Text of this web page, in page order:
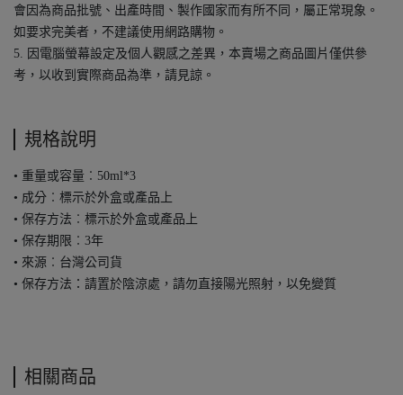
會因為商品批號、出產時間、製作國家而有所不同，屬正常現象。
如要求完美者，不建議使用網路購物。
5. 因電腦螢幕設定及個人觀感之差異，本賣場之商品圖片僅供參
考，以收到實際商品為準，請見諒。
規格說明
• 重量或容量︰50ml*3
• 成分︰標示於外盒或產品上
• 保存方法︰標示於外盒或產品上
• 保存期限︰3年
• 來源︰台灣公司貨
• 保存方法：請置於陰涼處，請勿直接陽光照射，以免變質
相關商品